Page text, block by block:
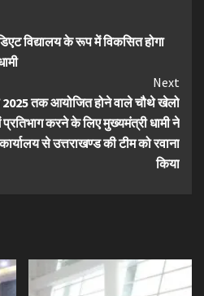
विद्यालय के रूप में विकसित होगा
Next
तक आयोजित होने वाले चौथे खेलो
प्रतिभाग करने के लिए मुख्यमंत्री धामी ने
से उत्तराखण्ड की टीम को रवाना
किया